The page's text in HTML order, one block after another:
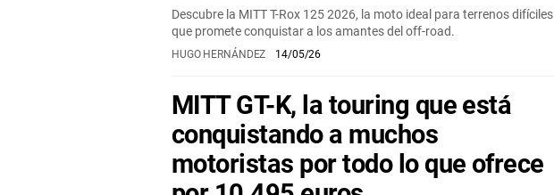
Descubre la MITT T-Rox 125 2026, la moto ideal para terrenos difíciles
que promete conquistar a los amantes del off-road.
HUGO HERNÁNDEZ 14/05/26
MITT GT-K, la touring que está
conquistando a muchos
motoristas por todo lo que ofrece